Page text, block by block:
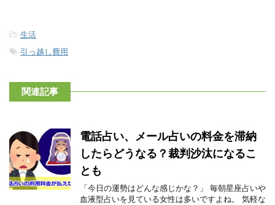
-生活
-引っ越し費用
関連記事
電話占い、メール占いの料金を滞納
したらどうなる？裁判沙汰になるこ
とも
「今日の運勢はどんな感じかな？」 毎朝星座占いや
血液型占いを見ている女性は多いですよね。 気軽な